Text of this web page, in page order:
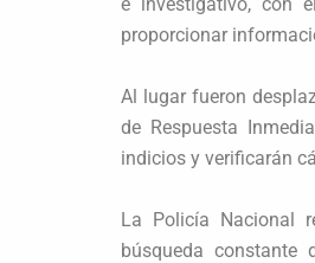
e investigativo, con
proporcionar
Al lugar fueron
de Respuesta
indicios y verificarán
La Policía Nacional
búsqueda constante